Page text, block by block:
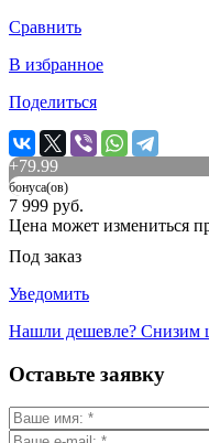
Сравнить
В избранное
Поделиться
+79.99
бонуса(ов)
7 999 руб.
Цена может измениться
Под заказ
Уведомить
Нашли дешевле? Снизим
Оставьте заявку